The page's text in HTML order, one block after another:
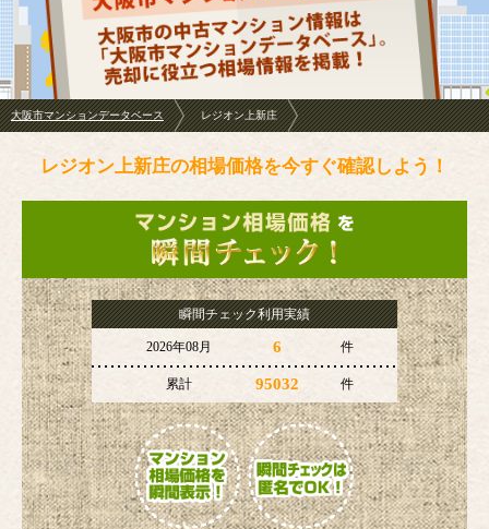
大阪市マンションデータベース レジオン上新庄
レジオン上新庄の相場価格を今すぐ確認しよう！
瞬間チェック利用実績
2026年08月 6 件
累計 95032 件